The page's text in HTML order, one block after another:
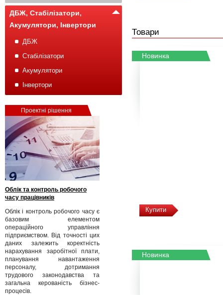
ДБЖ, Стабілізатори,
Акумулятори, Інвертори
ДБЖ
Стабілізатори
Акумулятори
Інвертори
Проектні рішення
Облік та контроль робочого
часу працівників
Облік і контроль робочого часу є
базовим елементом
операційного управління
підприємством. Від точності цих
даних залежить коректність
нарахування заробітної плати,
планування навантаження
персоналу, дотримання
трудового законодавства та
загальна керованість бізнес-
процесів.
Товари
Новинка
Купити
Новинка